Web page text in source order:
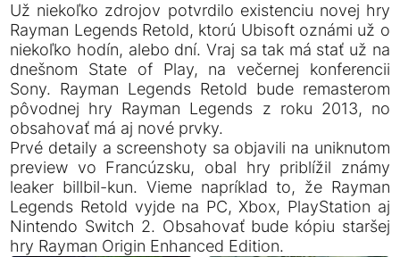
Už niekoľko zdrojov potvrdilo existenciu novej hry
Rayman Legends Retold, ktorú Ubisoft oznámi už o
niekoľko hodín, alebo dní. Vraj sa tak má stať už na
dnešnom State of Play, na večernej konferencii
Sony. Rayman Legends Retold bude remasterom
pôvodnej hry Rayman Legends z roku 2013, no
obsahovať má aj nové prvky.
Prvé detaily a screenshoty sa objavili na uniknutom
preview vo Francúzsku, obal hry priblížil známy
leaker billbil-kun. Vieme napríklad to, že Rayman
Legends Retold vyjde na PC, Xbox, PlayStation aj
Nintendo Switch 2. Obsahovať bude kópiu staršej
hry Rayman Origin Enhanced Edition.